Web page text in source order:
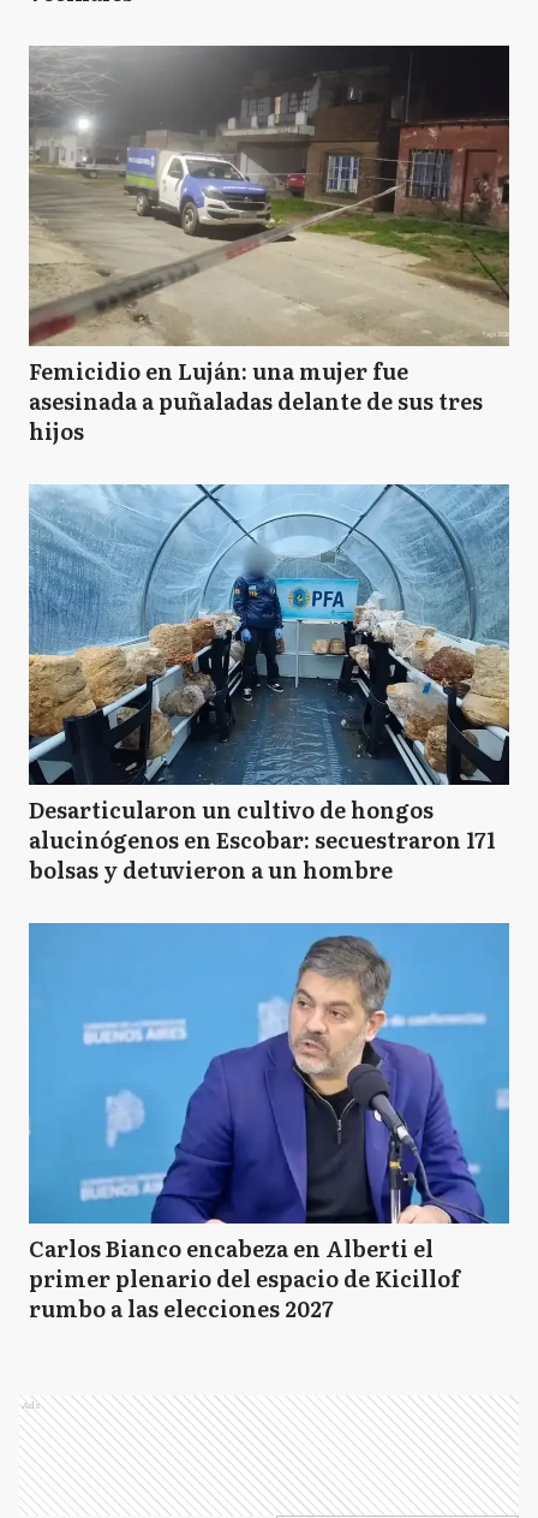
Femicidio en Luján: una mujer fue
asesinada a puñaladas delante de sus tres
hijos
Desarticularon un cultivo de hongos
alucinógenos en Escobar: secuestraron 171
bolsas y detuvieron a un hombre
Carlos Bianco encabeza en Alberti el
primer plenario del espacio de Kicillof
rumbo a las elecciones 2027
Ads